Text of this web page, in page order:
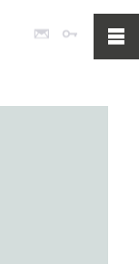
Poczta